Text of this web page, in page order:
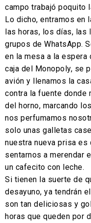
campo trabajó poquito
Lo dicho, entramos en
las horas, los días, las
grupos de WhatsApp.
en la mesa a la espera
caja del Monopoly, se
avión y llenamos la
contra la fuente donde
del horno, marcando
nos perfumamos
solo unas galletas
nuestra nueva prisa
sentarnos a merendar
un cafecito con leche.
Si tienen la suerte de
desayuno, ya tendrán
son tan deliciosas y
horas que queden por